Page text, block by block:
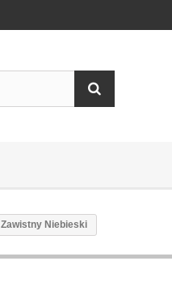
Zawistny Niebieski